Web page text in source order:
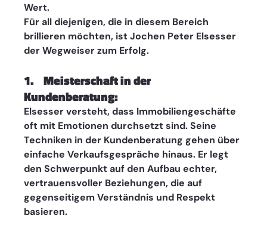
Wert.
Für all diejenigen, die in diesem Bereich
brillieren möchten, ist Jochen Peter Elsesser
der Wegweiser zum Erfolg.
1.    Meisterschaft in der
Kundenberatung:
Elsesser versteht, dass Immobiliengeschäfte
oft mit Emotionen durchsetzt sind. Seine
Techniken in der Kundenberatung gehen über
einfache Verkaufsgespräche hinaus. Er legt
den Schwerpunkt auf den Aufbau echter,
vertrauensvoller Beziehungen, die auf
gegenseitigem Verständnis und Respekt
basieren.